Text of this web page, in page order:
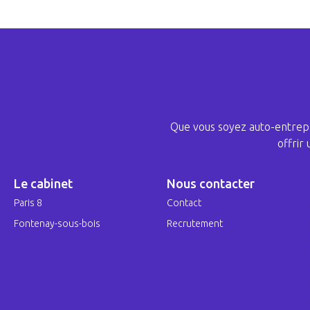
Que vous soyez auto-
offrir
Le cabinet
Paris 8
Fontenay-sous-bois
Nous contacter
Contact
Recrutement